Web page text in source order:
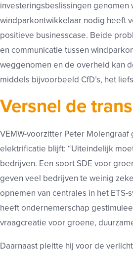
investeringsbeslissingen genomen
windparkontwikkelaar nodig heeft
positieve businesscase. Beide
en communicatie tussen
weggenomen en de overheid kan
middels bijvoorbeeld CfD’s, het
Versnel de
VEMW-voorzitter Peter
elektrificatie blijft: “Uiteindelijk
bedrijven. Een soort SDE voor
geven veel bedrijven te weinig
opnemen van centrales in het
heeft ondernemerschap
vraagcreatie voor groene,
Daarnaast pleitte hij voor de